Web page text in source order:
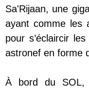
Sa'Rijaan, une
ayant comme les
pour s’éclaircir
astronef en forme
À bord du SOL,